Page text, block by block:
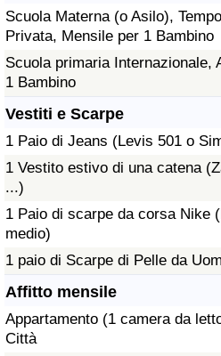
Scuola Materna (o Asilo),
Privata, Mensile per 1 Bambino
Scuola primaria Internazionale,
1 Bambino
Vestiti e Scarpe
1 Paio di Jeans (Levis 501 o
1 Vestito estivo di una catena
...)
1 Paio di scarpe da corsa Nike
medio)
1 paio di Scarpe di Pelle da
Affitto mensile
Appartamento (1 camera da
Città